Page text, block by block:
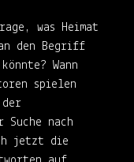
was Heimat
den Begriff
Wann
spielen
nach
jetzt die